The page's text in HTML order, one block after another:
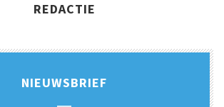
REDACTIE
NIEUWSBRIEF